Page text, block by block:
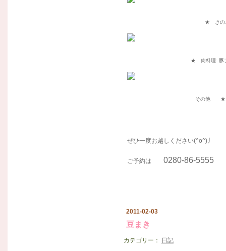
★ きの
★ 肉料理: 豚
その他 ★
ぜひ一度お越しください(^o^)丿
ご予約は 0280-86-5555
2011-02-03
豆まき
カテゴリー： 日記